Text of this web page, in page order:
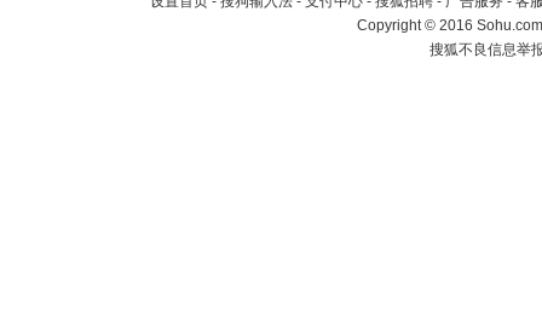
Copyright©2016
搜狐不良信息举